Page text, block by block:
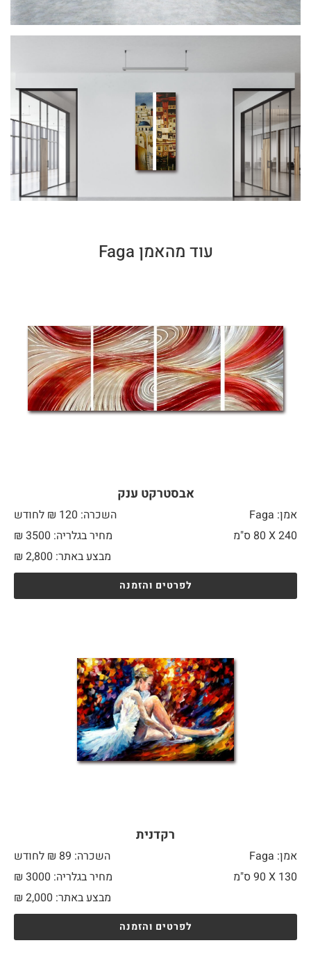
עוד מהאמן Faga
אבסטרקט ענק
אמן: Faga
השכרה: 120 ₪ לחודש
240 X
מחיר בגלריה: 3500 ₪
מבצע באתר:
₪ 2,800
לפרטים והזמנה
רקדנית
אמן: Faga
השכרה: 89 ₪ לחודש
130 X
מחיר בגלריה: 3000 ₪
מבצע באתר:
₪ 2,000
לפרטים והזמנה